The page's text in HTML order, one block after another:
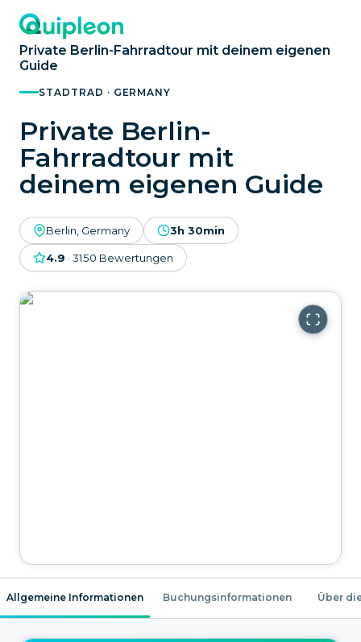
Private Berlin-Fahrradtour mit deinem eigenen
Guide
STADTRAD · GERMANY
Private Berlin-
Fahrradtour mit
deinem eigenen Guide
Berlin, Germany 3h 30min
4.9 · 3150 Bewertungen
Allgemeine Informationen Buchungsinformationen Über